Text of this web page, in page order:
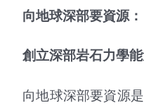
向地球深部要資源：
創立深部岩石力學
向地球深部要資源